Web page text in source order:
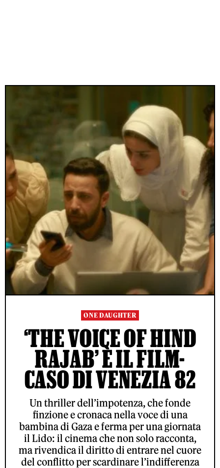
ONE DAUGHTER
‘THE VOICE OF HIND
RAJAB’ È IL FILM-
CASO DI VENEZIA 82
Un thriller dell’impotenza, che fonde
finzione e cronaca nella voce di una
bambina di Gaza e ferma per una giornata
il Lido: il cinema che non solo racconta,
ma rivendica il diritto di entrare nel cuore
del conflitto per scardinare l’indifferenza